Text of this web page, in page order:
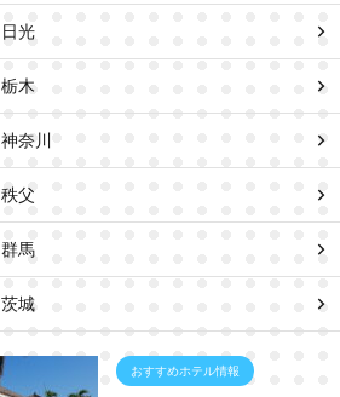
日光
栃木
神奈川
秩父
群馬
茨城
おすすめホテル情報